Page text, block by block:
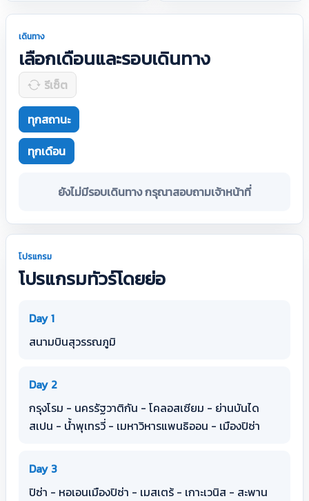
เดินทาง
เลือกเดือนและรอบเดินทาง
รีเซ็ต
ทุกสถานะ
ทุกเดือน
ยังไม่มีรอบเดินทาง กรุณาสอบถามเจ้าหน้าที่
โปรแกรม
โปรแกรมทัวร์โดยย่อ
Day 1
สนามบินสุวรรณภูมิ
Day 2
กรุงโรม - นครรัฐวาติกัน - โคลอสเซียม - ย่านบันได
สเปน - น้ำพุเทรวี่ - เมหาวิหารแพนธิออน - เมืองปิซ่า
Day 3
ปิซ่า - หอเอนเมืองปิซ่า - เมสเตร้ - เกาะเวนิส - สะพาน